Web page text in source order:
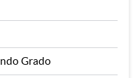
Grado